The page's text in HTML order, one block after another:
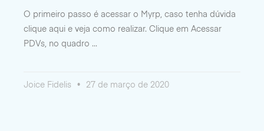
O primeiro passo é acessar o Myrp, caso tenha dúvida
clique aqui e veja como realizar. Clique em Acessar
PDVs, no quadro
Joice Fidelis 27 de março de 2020